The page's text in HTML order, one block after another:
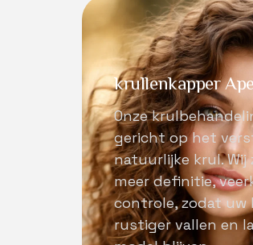
krullenkapper
Onze
gericht op het
natuurlijke krul. Wij
meer definitie,
controle, zodat uw
rustiger vallen en